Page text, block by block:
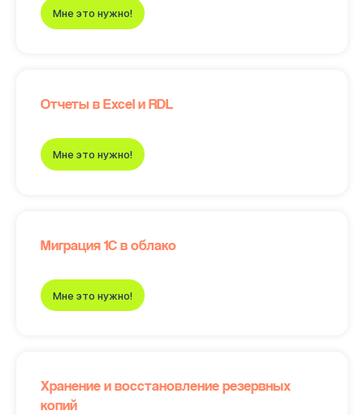
Мне это нужно!
Отчеты в Excel и RDL
Мне это нужно!
Миграция 1С в облако
Мне это нужно!
Хранение и восстановление резервных
копий